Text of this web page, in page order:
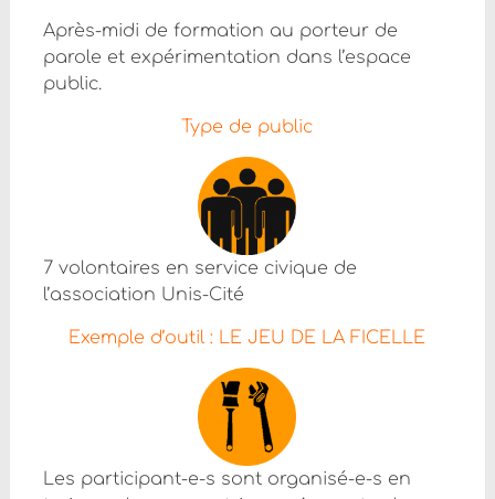
Après-midi de formation au porteur de
parole et expérimentation dans l’espace
public.
Type de public
7 volontaires en service civique de
l’association Unis-Cité
Exemple d’outil : LE JEU DE LA FICELLE
Les participant-e-s sont organisé-e-s en